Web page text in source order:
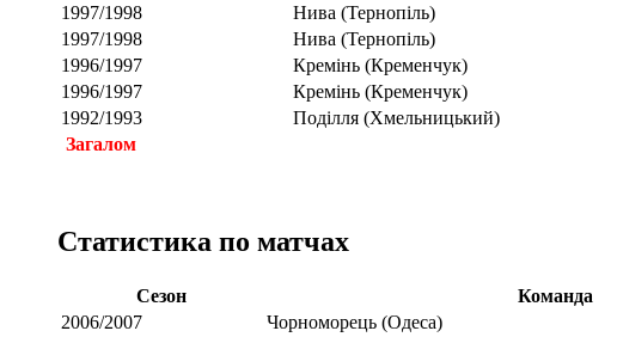
1997/1998
Нива (Тернопіль)
1997/1998
Нива (Тернопіль)
1996/1997
Кремінь (Кременчук)
1996/1997
Кремінь (Кременчук)
1992/1993
Поділля (Хмельницький)
Загалом
Статистика по матчах
Сезон Команда
2006/2007
Чорноморець (Одеса)